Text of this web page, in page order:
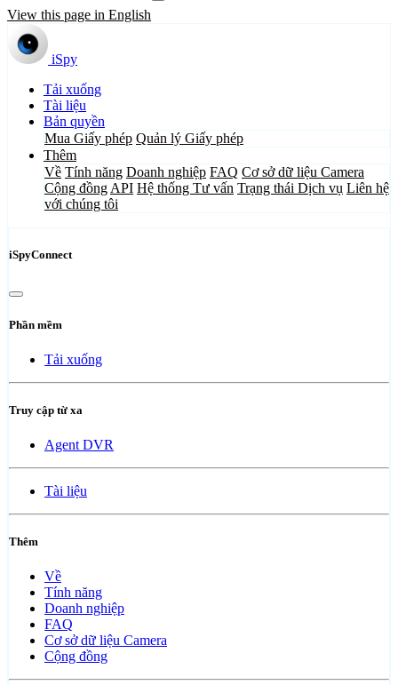
View this page in English
iSpy
Tải xuống
Tài liệu
Bản quyền
Mua Giấy phép Quản lý Giấy phép
Thêm
Về Tính năng Doanh nghiệp FAQ Cơ sở dữ liệu Camera
Cộng đồng API Hệ thống Tư vấn Trạng thái Dịch vụ Liên hệ
với chúng tôi
iSpyConnect
Phần mềm
Tải xuống
Truy cập từ xa
Agent DVR
Tài liệu
Thêm
Về
Tính năng
Doanh nghiệp
FAQ
Cơ sở dữ liệu Camera
Cộng đồng